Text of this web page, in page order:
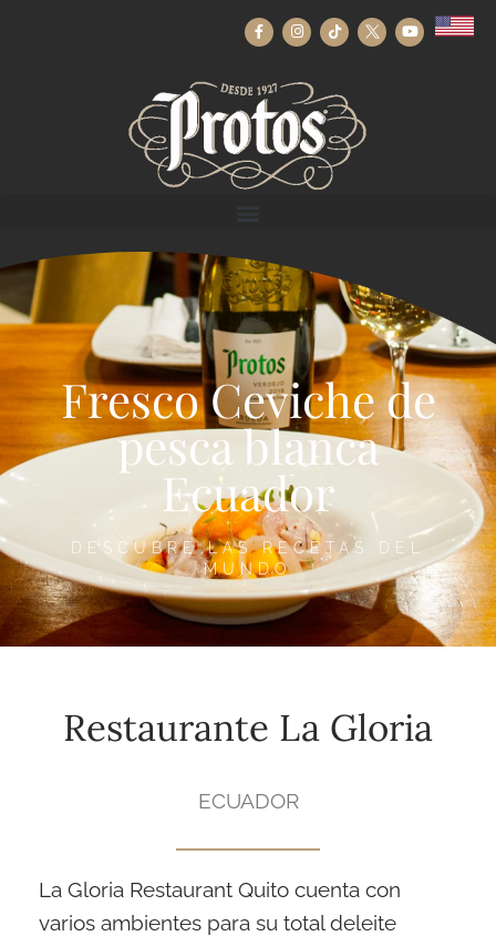
Fresco Ceviche de
pesca blanca
Ecuador
DESCUBRE LAS RECETAS DEL
MUNDO
Restaurante La Gloria
ECUADOR
La Gloria Restaurant Quito cuenta con
varios ambientes para su total deleite